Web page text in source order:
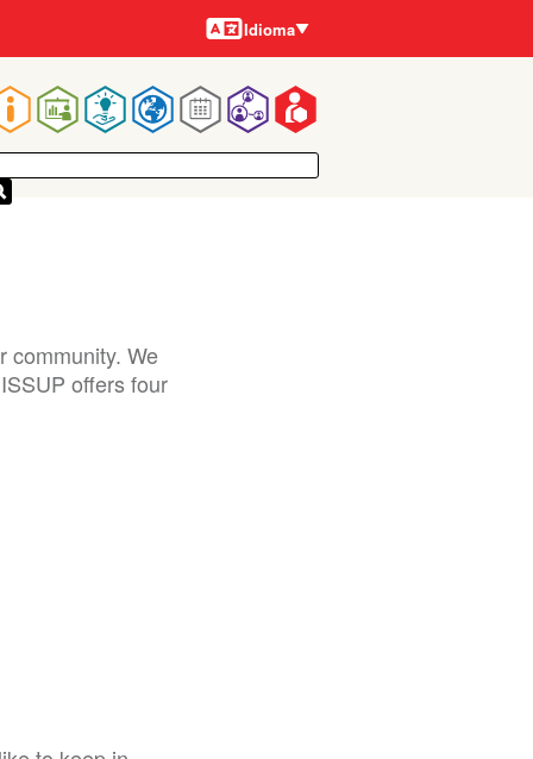
Idiomas
Idioma
community. We
offers four